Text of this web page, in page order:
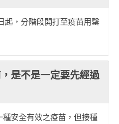
起，分階段開打至疫苗用罄
是不是一定要先經過
安全有效之疫苗，但接種